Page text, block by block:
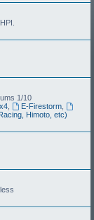
1/10
, E-Firestorm,
Himoto, etc)